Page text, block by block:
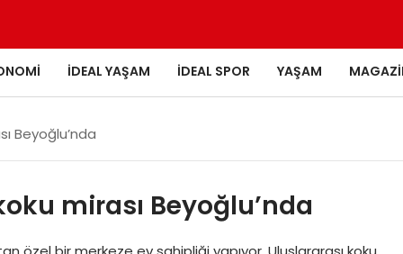
İDEAL YAŞAM İDEAL SPOR YAŞAM
Beyoğlu’nda
mirası Beyoğlu’nda